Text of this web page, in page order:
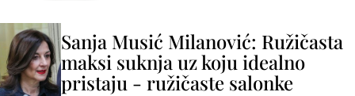
Sanja Musić Milanović: Ružičasta
maksi suknja uz koju idealno
pristaju - ružičaste salonke